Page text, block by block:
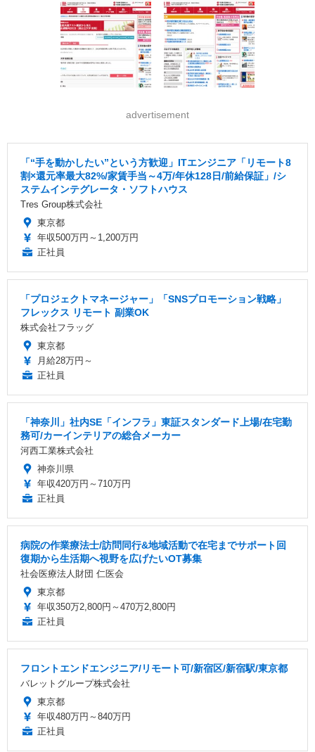
advertisement
「“手を動かしたい”という方歓迎」ITエンジニア「リモート8
割×還元率最大82%/家賃手当～4万/年休128日/前給保証」/シ
ステムインテグレータ・ソフトハウス
Tres Group株式会社
東京都
年収500万円～1,200万円
正社員
「プロジェクトマネージャー」「SNSプロモーション戦略」
フレックス リモート 副業OK
株式会社フラッグ
東京都
月給28万円～
正社員
「神奈川」社内SE「インフラ」東証スタンダード上場/在宅勤
務可/カーインテリアの総合メーカー
河西工業株式会社
神奈川県
年収420万円～710万円
正社員
病院の作業療法士/訪問同行&地域活動で在宅までサポート回
復期から生活期へ視野を広げたいOT募集
社会医療法人財団 仁医会
東京都
年収350万2,800円～470万2,800円
正社員
フロントエンドエンジニア/リモート可/新宿区/新宿駅/東京都
バレットグループ株式会社
東京都
年収480万円～840万円
正社員